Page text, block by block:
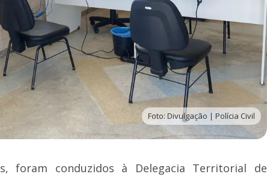
Foto: Divulgação | Polícia Civil
foram conduzidos à Delegacia Territorial de